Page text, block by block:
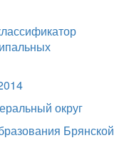
округ
Брянской